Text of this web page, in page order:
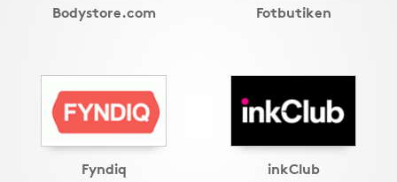
Bodystore.com Fotbutiken
Fyndiq inkClub